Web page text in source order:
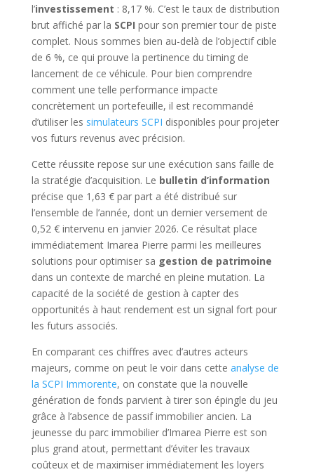
l’investissement : 8,17 %. C’est le taux de distribution
brut affiché par la SCPI pour son premier tour de piste
complet. Nous sommes bien au-delà de l’objectif cible
de 6 %, ce qui prouve la pertinence du timing de
lancement de ce véhicule. Pour bien comprendre
comment une telle performance impacte
concrètement un portefeuille, il est recommandé
d’utiliser les simulateurs SCPI disponibles pour projeter
vos futurs revenus avec précision.
Cette réussite repose sur une exécution sans faille de
la stratégie d’acquisition. Le bulletin d’information
précise que 1,63 € par part a été distribué sur
l’ensemble de l’année, dont un dernier versement de
0,52 € intervenu en janvier 2026. Ce résultat place
immédiatement Imarea Pierre parmi les meilleures
solutions pour optimiser sa gestion de patrimoine
dans un contexte de marché en pleine mutation. La
capacité de la société de gestion à capter des
opportunités à haut rendement est un signal fort pour
les futurs associés.
En comparant ces chiffres avec d’autres acteurs
majeurs, comme on peut le voir dans cette analyse de
la SCPI Immorente, on constate que la nouvelle
génération de fonds parvient à tirer son épingle du jeu
grâce à l’absence de passif immobilier ancien. La
jeunesse du parc immobilier d’Imarea Pierre est son
plus grand atout, permettant d’éviter les travaux
coûteux et de maximiser immédiatement les loyers